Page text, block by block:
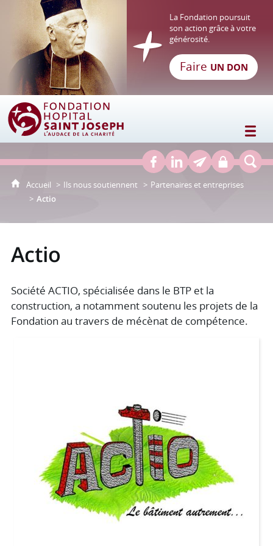
Fondation Hôpital Saint Joseph
La Fondation poursuit
son action grâce à votre
générosité.
Faire UN DON
Accueil Ils nous soutiennent
Partenaires et entreprises
Actio
Actio
Société ACTIO, spécialisée dans le BTP et la
construction, a notamment soutenu les projets de la
Fondation au travers de mécènat de compétence.